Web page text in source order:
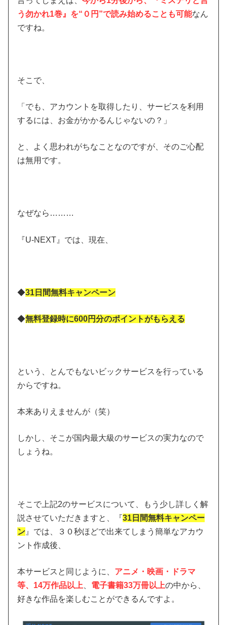
う勿かれ1巻』を“０円”で読み始めることも可能なん
ですね。
そこで、
「でも、アカウントを取得したり、サービスを利用
するには、お金がかかるんじゃないの？」
と、よく思われがちなことなのですが、そのご心配
は無用です。
なぜなら………
『U-NEXT』では、現在、
◆31日間無料キャンペーン
◆無料登録時に600円分のポイントがもらえる
という、とんでもないビックサービスを行っている
からですね。
本来ありえませんが（笑）
しかし、そこが国内最大級のサービスの実力なので
しょうね。
そこで上記2のサービスについて、もう少し詳しく解
説させていただきますと、『31日間無料キャンペー
ン 』では、３０秒ほどで出来てしまう簡単なアカウ
ント作成後、
本サービスと同じように、 アニメ・映画・ドラマ
等、14万作品以上
電子書籍33万冊以上の中から、
好きな作品を楽しむことができるんですよ。